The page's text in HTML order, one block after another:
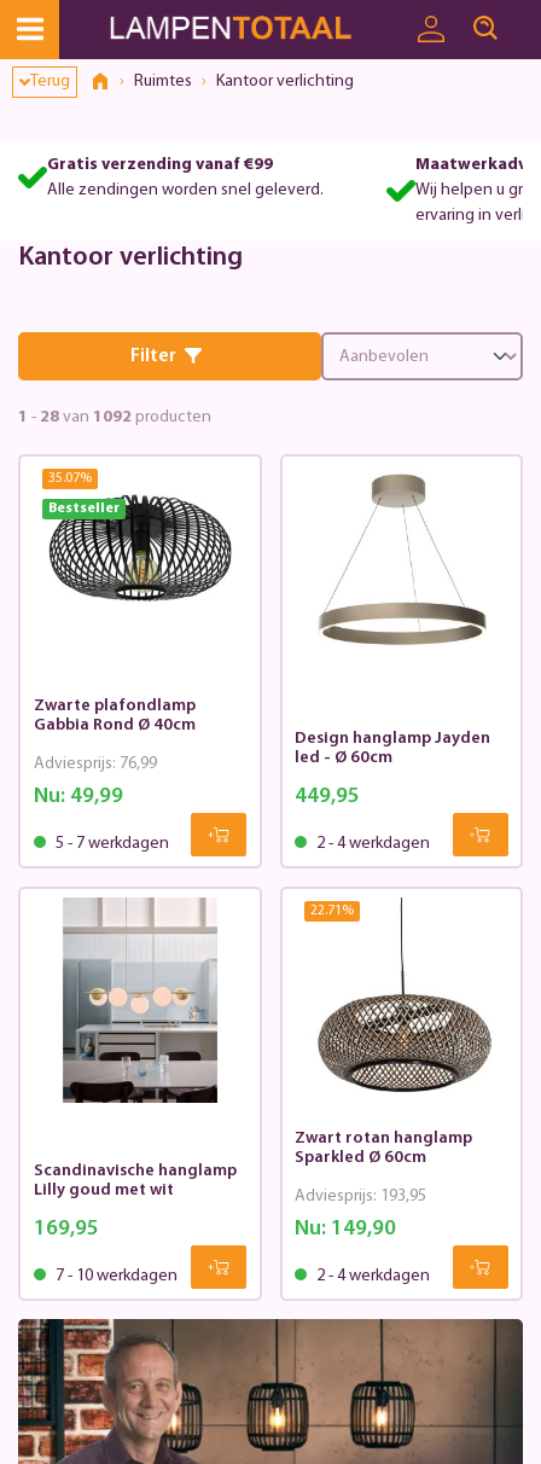
Terug Ruimtes Kantoor verlichting
Gratis verzending vanaf €99
Alle zendingen worden snel geleverd.
Wij helpen u
ervaring in
Kantoor verlichting
Filter
1 - 28 van 1092 producten
35.07%
Bestseller
Zwarte plafondlamp
Gabbia Rond Ø 40cm
Nu:49,99
Adviesprijs: 76,99
5 - 7 werkdagen
Design hanglamp Jayden
led - Ø 60cm
449,95
2 - 4 werkdagen
Scandinavische hanglamp
Lilly goud met wit
169,95
7 - 10 werkdagen
22.71 %
Zwart rotan hanglamp
Sparkled Ø 60cm
Nu: 149,90
Adviesprijs: 193,95
2 - 4 werkdagen